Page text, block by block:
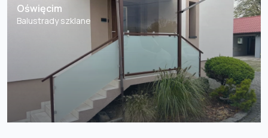
Oświęcim
Balustrady szklane